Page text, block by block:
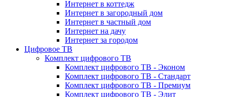
Интернет в коттедж
Интернет в загородный дом
Интернет в частный дом
Интернет на дачу
Интернет за городом
Цифровое ТВ
Комплект цифрового ТВ
Комплект цифрового ТВ - Эконом
Комплект цифрового ТВ - Стандарт
Комплект цифрового ТВ - Премиум
Комплект цифрового ТВ - Элит